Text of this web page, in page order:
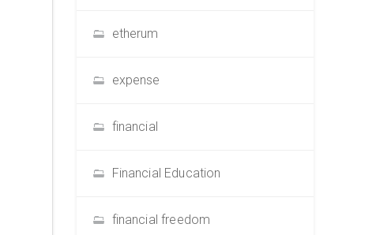
etherum
expense
financial
Financial Education
financial freedom